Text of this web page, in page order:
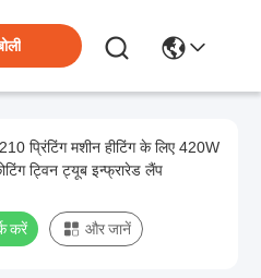
प्रिंटिंग मशीन हीटिंग के लिए 420W
ट्विन ट्यूब इन्फ्रारेड लैंप
करें और जानें